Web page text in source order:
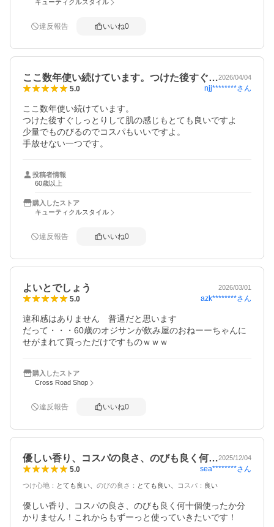
キューティクルスタイル
違反報告 いいね0
ここ数年使い続けています。つけた後すぐ…2026/04/04
5.0 njj********さん
ここ数年使い続けています。
つけた後すぐしっとりして肌の感じもとても良いですよ
少量でものびるのでコスパもいいですよ。
手放せない一つです。
投稿者情報
60歳以上
購入したストア
キューティクルスタイル
違反報告 いいね0
よいとでしょう 2026/03/01
5.0 azk********さん
違和感はありません　普通だと思います
だって・・・60歳のオジサンが飲み屋のおねーーちゃんに
購入したストア
Cross Road Shop
違反報告 いいね0
優しい香り、コスパの良さ、のびも良く何…2025/12/04
5.0 sea********さん
つけ心地 ： とても良い のびの良さ ： とても良い コスパ ： 良い
優しい香り、コスパの良さ、のびも良く何十個使ったか分
かりません！これからもずーっと使っていきたいです！